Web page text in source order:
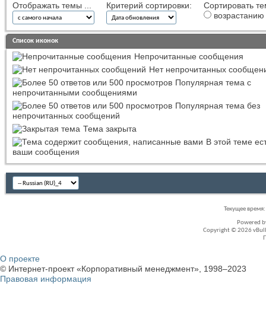
Отображать темы ... Критерий сортировки:
Сортировать
возрастанию
Список иконок
Непрочитанные сообщения
Нет непрочитанных
Популярная тема с
непрочитанными сообщениями
Популярная тема без
непрочитанных сообщений
Тема закрыта
В этой теме
ваши сообщения
Текущее время:
Powered
Copyright © 2026
О проекте
© Интернет-проект «Корпоративный менеджмент», 1998–2023
Правовая информация